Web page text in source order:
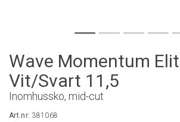
Wave Momentum
Vit/Svart 11,5
Inomhussko, mid-cut
Art.nr: 381068